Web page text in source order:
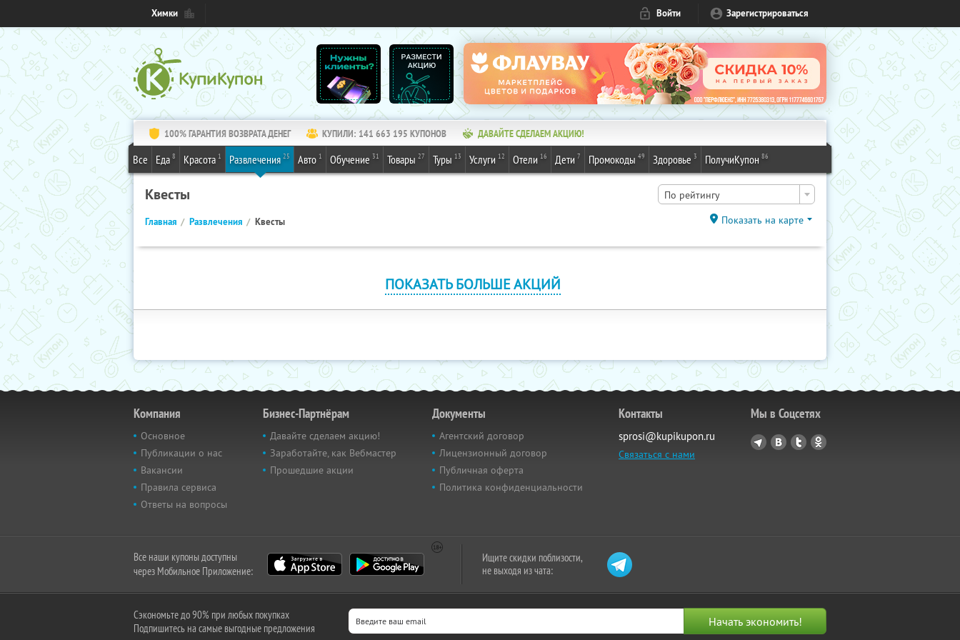
Химки Войти Зарегистрироваться
100% ГАРАНТИЯ ВОЗВРАТА ДЕНЕГ КУПИЛИ: 141 663 195 КУПОНОВ ДАВАЙТЕ СДЕЛАЕМ АКЦИЮ!
Все Еда 8 Красота 1 Развлечения 25 Авто 1 Обучение 31 Товары 27 Туры 13 Услуги 12 Отели 16 Дети 7 Промокоды 49 Здоровье 3 ПолучиКупон 86
Квесты По рейтингу
Главная Развлечения Квесты Показать на карте
ПОКАЗАТЬ БОЛЬШЕ АКЦИЙ
Компания
Основное
Публикации о нас
Вакансии
Правила сервиса
Ответы на вопросы
Бизнес-Партнёрам
Давайте сделаем акцию!
Заработайте, как Вебмастер
Прошедшие акции
Документы
Агентский договор
Лицензионный договор
Публичная оферта
Политика конфиденциальности
Контакты
sprosi@kupikupon.ru
Связаться с нами
Мы в Соцсетях
Все наши купоны доступны
через Мобильное Приложение:
Ищите скидки поблизости,
не выходя из чата:
Сэкономьте до 90% при любых покупках
Подпишитесь на самые выгодные предложения